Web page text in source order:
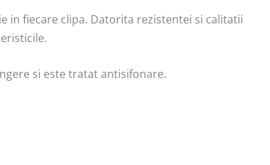
in fiecare clipa. Datorita rezistentei si calitatii
si este tratat antisifonare.